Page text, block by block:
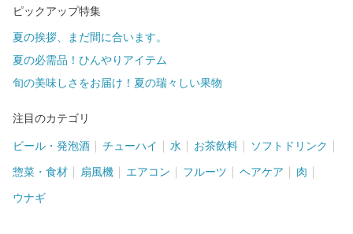
ピックアップ特集
夏の挨拶、まだ間に合います。
夏の必需品！ひんやりアイテム
旬の美味しさをお届け！夏の瑞々しい果物
注目のカテゴリ
ビール・発泡酒 チューハイ 水 お茶飲料 ソフトドリンク
惣菜・食材 扇風機 エアコン フルーツ ヘアケア 肉
ウナギ